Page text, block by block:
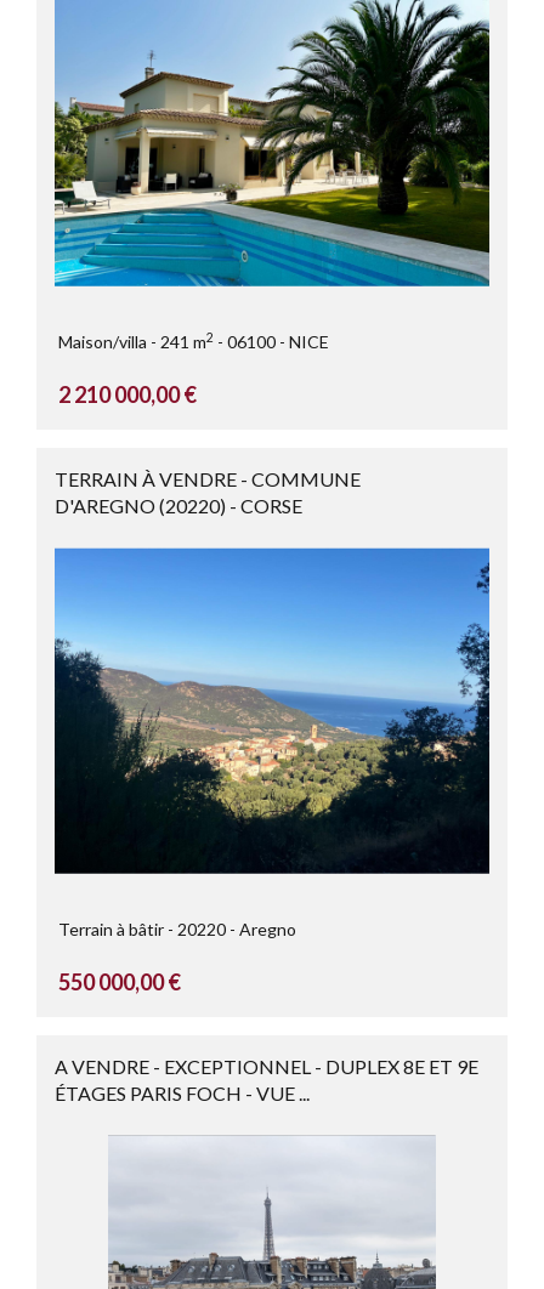
Maison/villa 241 m2 06100 NICE
2 210 000,00 €
TERRAIN À VENDRE - COMMUNE
D'AREGNO (20220) - CORSE
Terrain à bâtir 20220 Aregno
550 000,00 €
A VENDRE - EXCEPTIONNEL - DUPLEX 8E ET 9E
ÉTAGES PARIS FOCH - VUE ...